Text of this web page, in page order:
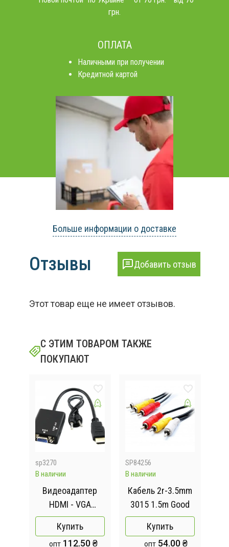
грн.
ОПЛАТА
Наличными при получении
Кредитной картой
Больше информации о доставке
Отзывы Добавить отзыв
Этот товар еще не имеет отзывов.
С ЭТИМ ТОВАРОМ ТАКЖЕ
ПОКУПАЮТ
sp3270
В наличии
Видеоадаптер
HDMI - VGA
конвертер видео
+ аудио 1080P
Купить
опт112.50 ₴
SP84256
В наличии
Кабель 2r-3.5mm
3015 1.5m Good
Купить
опт54.00 ₴